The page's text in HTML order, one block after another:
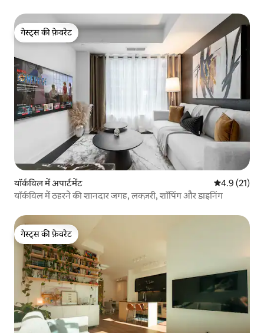
गेस्ट्स की फ़ेवरेट
गेस्ट्स की फ़ेवरेट
यॉर्कविल में अपार्टमेंट औसत रेटिंग 5
4.9 (21)
यॉर्कविल में ठहरने की शानदार जगह, लक्ज़री, शॉपिंग और डाइनिंग
गेस्ट्स की फ़ेवरेट
गेस्ट्स की फ़ेवरेट